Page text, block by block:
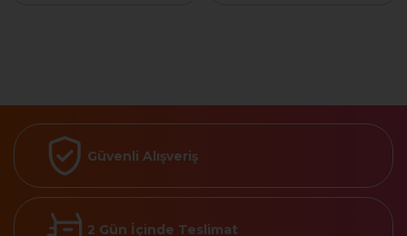
Güvenli Alışveriş
2 Gün İçinde Teslimat